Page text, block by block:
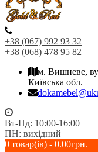
+38 (067) 992 93 32
+38 (068) 478 95 82
м. Вишневе,
Київська обл.
Вт-Нд: 10:00-16:00
ПН: вихідний
0 товар(ів) - 0.00грн.